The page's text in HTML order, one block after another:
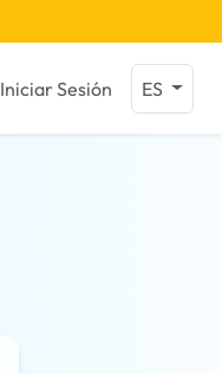
Iniciar Sesión ES